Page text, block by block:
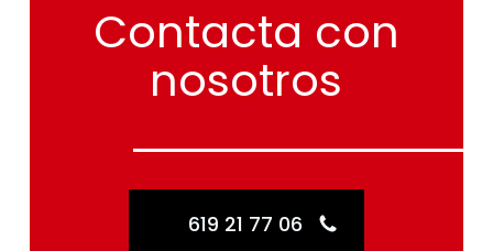
Contacta con
nosotros
619 21 77 06